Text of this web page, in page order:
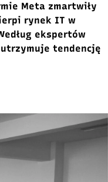
Meta zmartwiły
rynek IT w
ekspertów
tendencję